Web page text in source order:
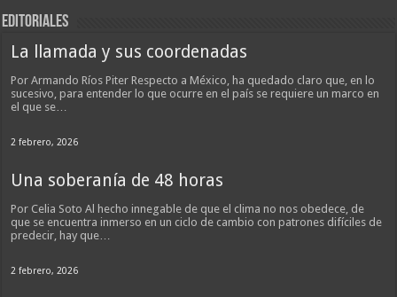
EDITORIALES
La llamada y sus coordenadas
Por Armando Ríos Piter Respecto a México, ha quedado claro que, en lo
sucesivo, para entender lo que ocurre en el país se requiere un marco en
el que se…
2 febrero, 2026
Una soberanía de 48 horas
Por Celia Soto Al hecho innegable de que el clima no nos obedece, de
que se encuentra inmerso en un ciclo de cambio con patrones difíciles de
predecir, hay que…
2 febrero, 2026